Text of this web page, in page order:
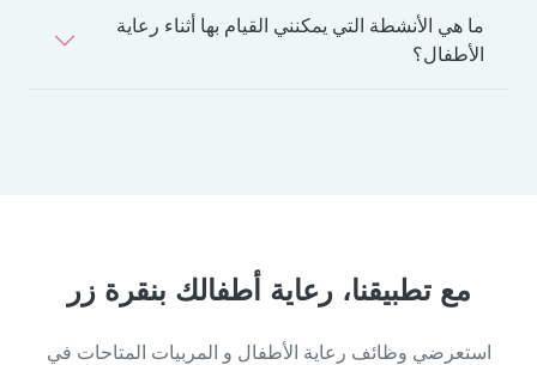
ما هي الأنشطة التي يمكنني القيام بها أثناء رعاية
الأطفال؟
مع تطبيقنا، رعاية أطفالك بنقرة زر
استعرضي وظائف رعاية الأطفال و المربيات المتاحات في